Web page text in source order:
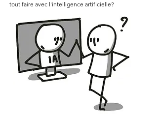
tout faire avec l'intelligence artificielle?